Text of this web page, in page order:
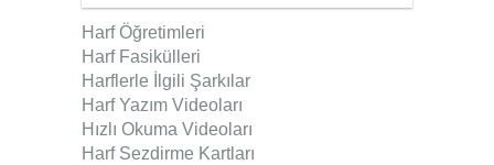
Harf Öğretimleri
Harf Fasikülleri
Harflerle İlgili Şarkılar
Harf Yazım Videoları
Hızlı Okuma Videoları
Harf Sezdirme Kartları